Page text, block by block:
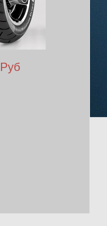
Руб